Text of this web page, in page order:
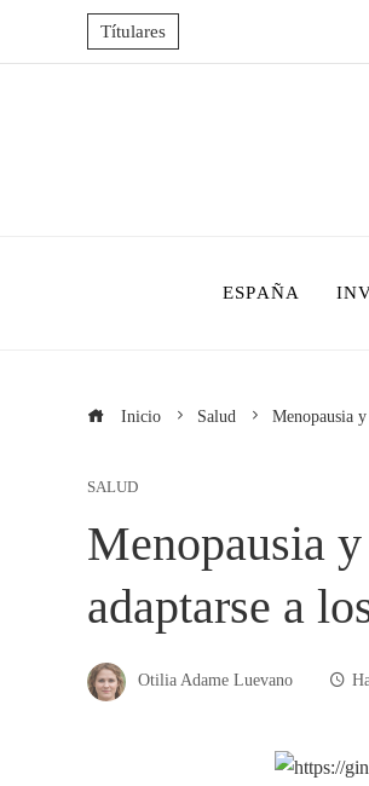
Títulares
ESPAÑA
Inicio Salud Menopausia
SALUD
Menopausia
adaptarse a
Otilia Adame Luevano